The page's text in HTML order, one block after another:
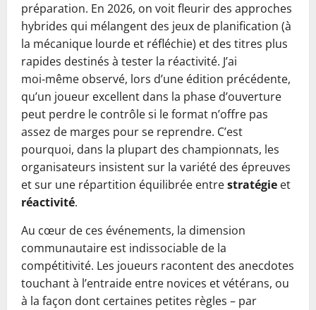
préparation. En 2026, on voit fleurir des approches
hybrides qui mélangent des jeux de planification (à
la mécanique lourde et réfléchie) et des titres plus
rapides destinés à tester la réactivité. J’ai
moi‑même observé, lors d’une édition précédente,
qu’un joueur excellent dans la phase d’ouverture
peut perdre le contrôle si le format n’offre pas
assez de marges pour se reprendre. C’est
pourquoi, dans la plupart des championnats, les
organisateurs insistent sur la variété des épreuves
et sur une répartition équilibrée entrestratégie et
réactivité.
Au cœur de ces événements, la dimension
communautaire est indissociable de la
compétitivité. Les joueurs racontent des anecdotes
touchant à l’entraide entre novices et vétérans, ou
à la façon dont certaines petites règles – par